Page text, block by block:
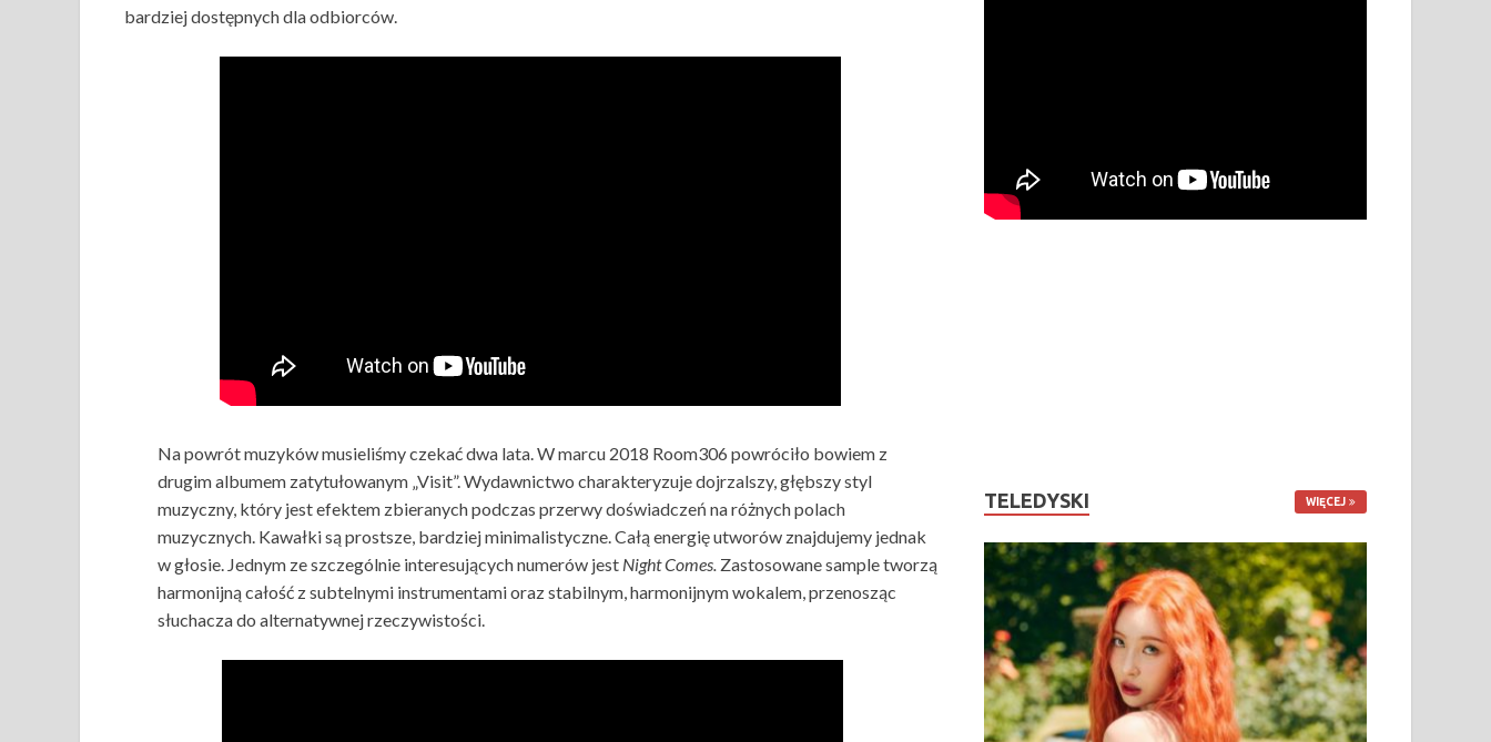
bardziej dostępnych dla odbiorców.
Na powrót muzyków musieliśmy czekać dwa lata. W marcu 2018 Room306 powróciło bowiem z
drugim albumem zatytułowanym „Visit”. Wydawnictwo charakteryzuje dojrzalszy, głębszy styl
muzyczny, który jest efektem zbieranych podczas przerwy doświadczeń na różnych polach
muzycznych. Kawałki są prostsze, bardziej minimalistyczne. Całą energię utworów znajdujemy jednak
w głosie. Jednym ze szczególnie interesujących numerów jest Night Comes. Zastosowane sample tworzą
harmonijną całość z subtelnymi instrumentami oraz stabilnym, harmonijnym wokalem, przenosząc
słuchacza do alternatywnej rzeczywistości.
TELEDYSKI WIĘCEJ